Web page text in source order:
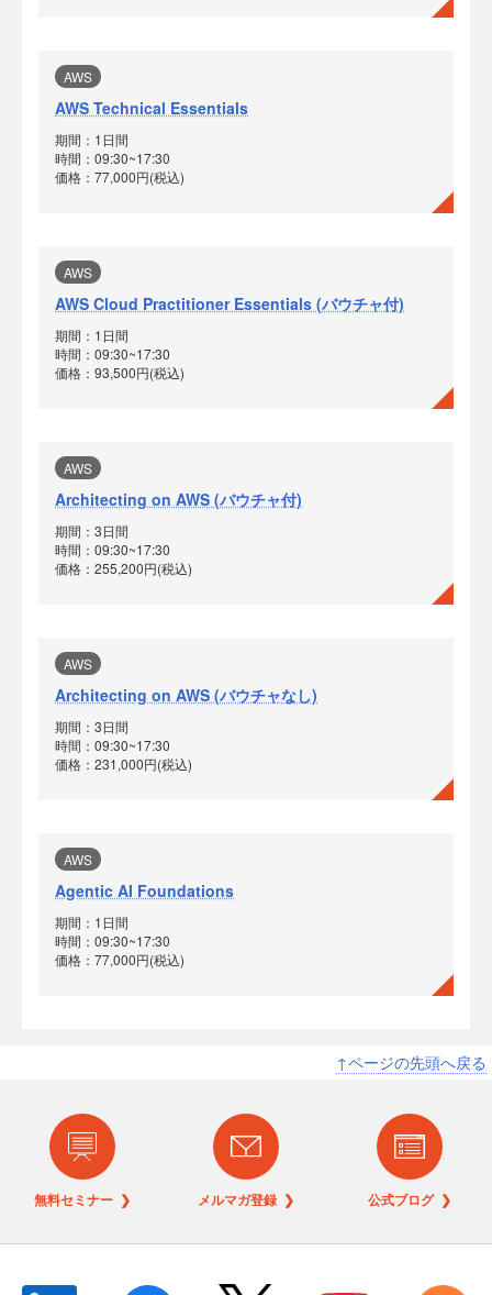
AWS
AWS Technical Essentials
期間：1日間
時間：09:30~17:30
価格：77,000円(税込)
AWS
AWS Cloud Practitioner Essentials (バウチャ付)
期間：1日間
時間：09:30~17:30
価格：93,500円(税込)
AWS
Architecting on AWS (バウチャ付)
期間：3日間
時間：09:30~17:30
価格：255,200円(税込)
AWS
Architecting on AWS (バウチャなし)
期間：3日間
時間：09:30~17:30
価格：231,000円(税込)
AWS
Agentic AI Foundations
期間：1日間
時間：09:30~17:30
価格：77,000円(税込)
↑ページの先頭へ戻る
無料セミナー ❯ メルマガ登録 ❯ 公式ブログ ❯